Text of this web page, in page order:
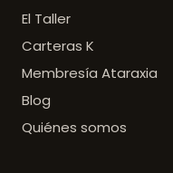
El Taller
Carteras K
Membresía Ataraxia
Blog
Quiénes somos